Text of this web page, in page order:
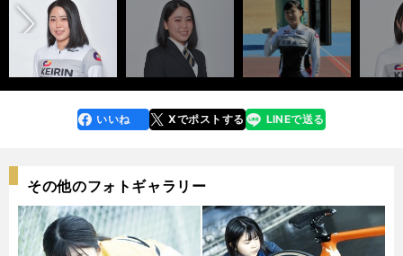
faceboo
k
いいね Xでポストする
line LINEで送る
その他のフォトギャラリー